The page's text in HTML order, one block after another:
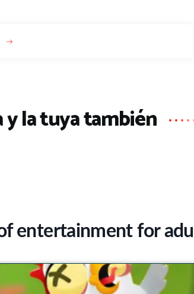
y la tuya también